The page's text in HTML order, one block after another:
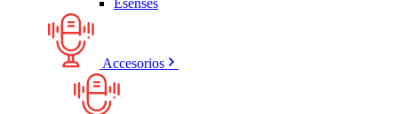
Accesorios